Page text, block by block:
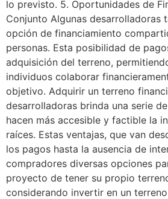
lo previsto. 5. Oportunidades de
Conjunto Algunas desarrolladoras
opción de financiamiento
personas. Esta posibilidad de
adquisición del terreno,
individuos colaborar
objetivo. Adquirir un terreno
desarrolladoras brinda una serie
hacen más accesible y factible la
raíces. Estas ventajas, que van
los pagos hasta la ausencia de
compradores diversas opciones
proyecto de tener su propio
considerando invertir en un